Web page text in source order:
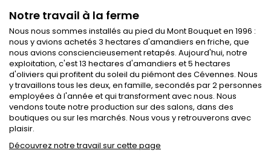
Notre travail à la ferme
Nous nous sommes installés au pied du Mont Bouquet en 1996 :
nous y avions achetés 3 hectares d'amandiers en friche, que
nous avions consciencieusement retapés. Aujourd'hui, notre
exploitation, c'est 13 hectares d'amandiers et 5 hectares
d'oliviers qui profitent du soleil du piémont des Cévennes. Nous
y travaillons tous les deux, en famille, secondés par 2 personnes
employées à l'année et qui transforment avec nous. Nous
vendons toute notre production sur des salons, dans des
boutiques ou sur les marchés. Nous vous y retrouverons avec
plaisir.
Découvrez notre travail sur cette page